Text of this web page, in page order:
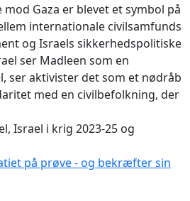
Gaza er blevet et symbol på
internationale civilsamfunds
og Israels sikkerhedspolitiske
ser Madleen som en
ser aktivister det som et nødråb
med en civilbefolkning, der
Israel i krig 2023-25 og
på prøve - og bekræfter sin